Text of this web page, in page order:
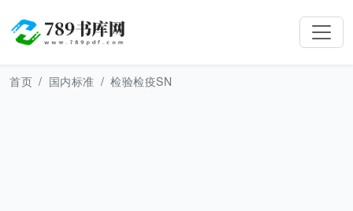
首页 国内标准 检验检疫SN